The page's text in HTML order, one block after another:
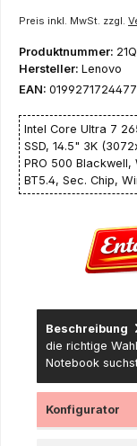
Preis inkl. MwSt. zzgl.
Produktnummer:
Hersteller: Lenovo
EAN: 0199271724477
Intel Core Ultra 7
SSD, 14.5" 3K
PRO 500 Blackwell,
BT5.4, Sec. Chip,
Beschreibung
die richtige
Notebook
Konfigurator